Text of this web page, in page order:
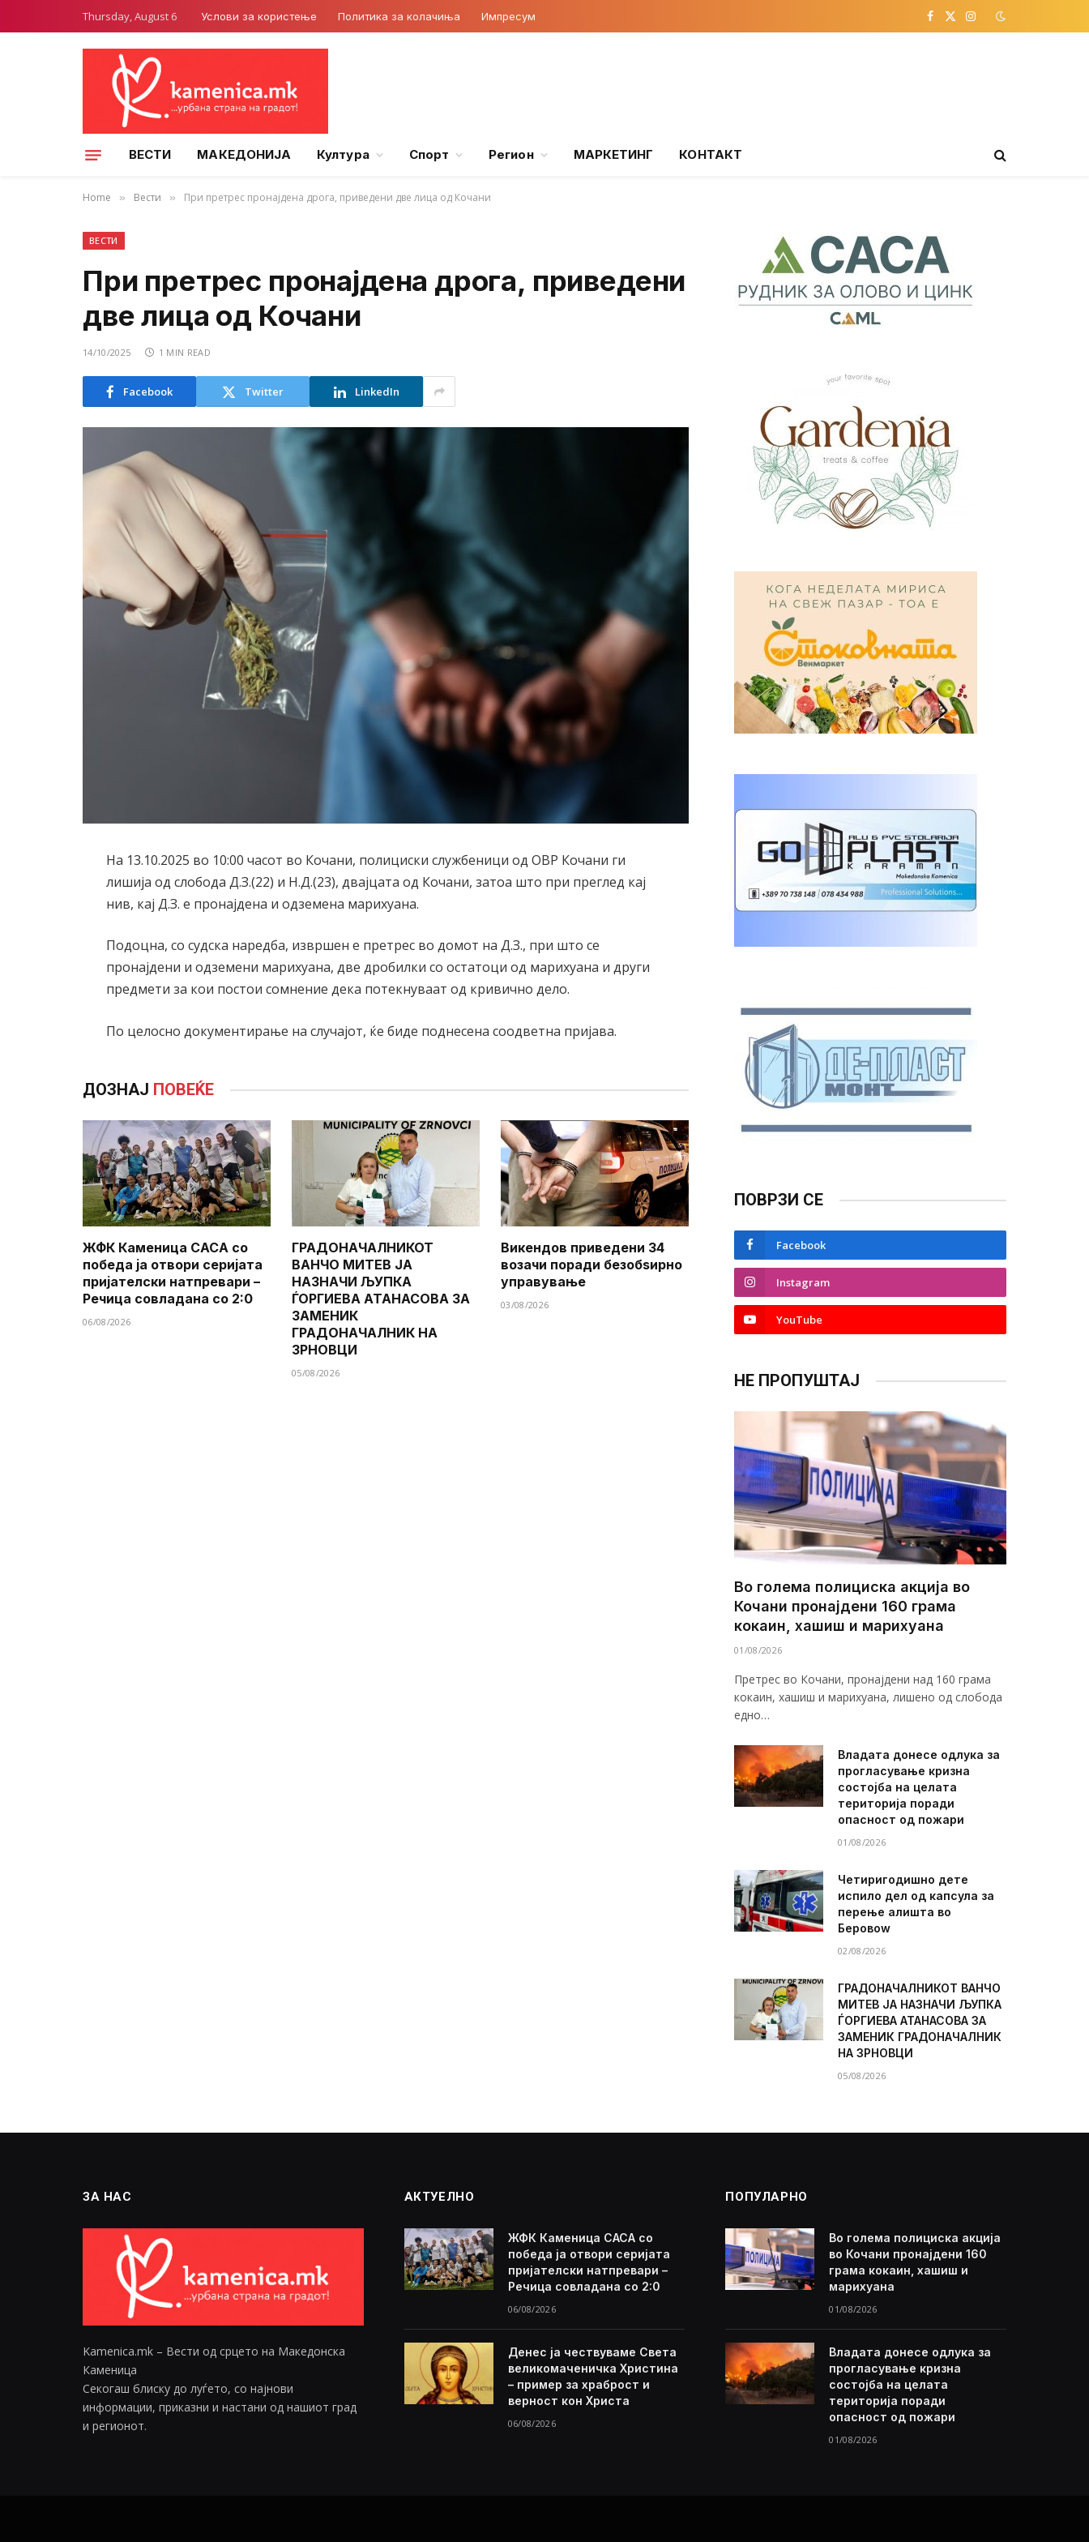
Thursday, August 6 Услови за користење Политика за колачиња Импресум Facebook
X
Instagram
ВЕСТИ МАКЕДОНИЈА Култура Спорт Регион МАРКЕТИНГ КОНТАКТ
Home » Вести » При претрес пронајдена дрога, приведени две лица од Кочани
ВЕСТИ
При претрес пронајдена дрога, приведени
две лица од Кочани
14/10/2025 1 MIN READ
Facebook Twitter LinkedIn
На 13.10.2025 во 10:00 часот во Кочани, полициски службеници од ОВР Кочани ги
лишија од слобода Д.З.(22) и Н.Д.(23), двајцата од Кочани, затоа што при преглед кај
нив, кај Д.З. е пронајдена и одземена марихуана.
Подоцна, со судска наредба, извршен е претрес во домот на Д.З., при што се
пронајдени и одземени марихуана, две дробилки со остатоци од марихуана и други
предмети за кои постои сомнение дека потекнуваат од кривично дело.
По целосно документирање на случајот, ќе биде поднесена соодветна пријава.
ДОЗНАЈ ПОВЕЌЕ
ЖФК Каменица САСА со
победа ја отвори серијата
пријателски натпревари –
Речица совладана со 2:0
06/08/2026
ГРАДОНАЧАЛНИКОТ
ВАНЧО МИТЕВ ЈА
НАЗНАЧИ ЉУПКА
ЃОРГИЕВА АТАНАСОВА ЗА
ЗАМЕНИК
ГРАДОНАЧАЛНИК НА
ЗРНОВЦИ
05/08/2026
Викендов приведени 34
возачи поради безобѕирно
управување
03/08/2026
ПОВРЗИ СЕ
Facebook
Instagram
YouTube
НЕ ПРОПУШТАЈ
Во голема полициска акција во
Кочани пронајдени 160 грама
кокаин, хашиш и марихуана
01/08/2026
Претрес во Кочани, пронајдени над 160 грама
кокаин, хашиш и марихуана, лишено од слобода
едно…
Владата донесе одлука за
прогласување кризна
состојба на целата
територија поради
опасност од пожари
01/08/2026
Четиригодишно дете
испило дел од капсула за
перење алишта во
Беровоw
02/08/2026
ГРАДОНАЧАЛНИКОТ ВАНЧО
МИТЕВ ЈА НАЗНАЧИ ЉУПКА
ЃОРГИЕВА АТАНАСОВА ЗА
ЗАМЕНИК ГРАДОНАЧАЛНИК
НА ЗРНОВЦИ
05/08/2026
ЗА НАС
Kamenica.mk – Вести од срцето на Македонска
Каменица
Секогаш блиску до луѓето, со најнови
информации, приказни и настани од нашиот град
и регионот.
АКТУЕЛНО
ЖФК Каменица САСА со
победа ја отвори серијата
пријателски натпревари –
Речица совладана со 2:0
06/08/2026
Денес ја чествуваме Света
великомаченичка Христина
– пример за храброст и
верност кон Христа
06/08/2026
ПОПУЛАРНО
Во голема полициска акција
во Кочани пронајдени 160
грама кокаин, хашиш и
марихуана
01/08/2026
Владата донесе одлука за
прогласување кризна
состојба на целата
територија поради
опасност од пожари
01/08/2026